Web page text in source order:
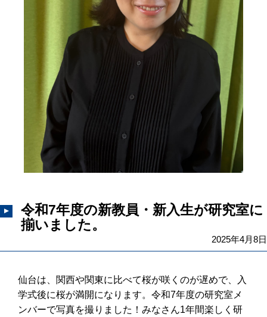
令和7年度の新教員・新入生が研究室に
揃いました。
2025年4月8日
仙台は、関西や関東に比べて桜が咲くのが遅めで、入
学式後に桜が満開になります。令和7年度の研究室メ
ンバーで写真を撮りました！みなさん1年間楽しく研